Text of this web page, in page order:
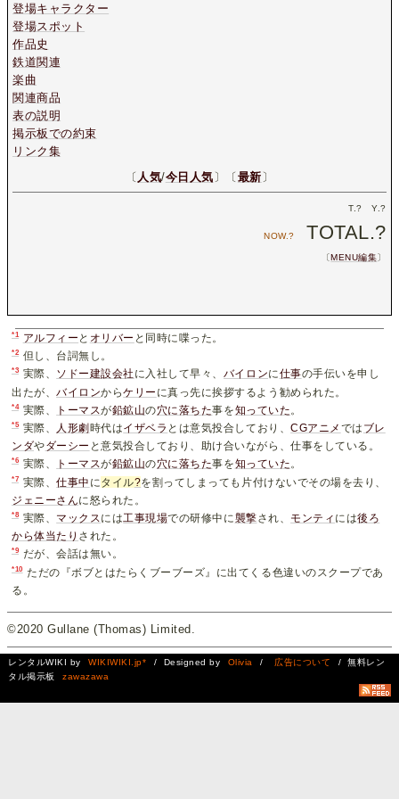
登場キャラクター
登場スポット
作品史
鉄道関連
楽曲
関連商品
表の説明
掲示板での約束
リンク集
〔 人気/今日人気 〕〔 最新 〕
T.? Y.?
NOW.? TOTAL.?
〔MENU編集〕
*1 アルフィー と オリバー と同時に喋った。
*2 但し、台詞無し。
*3 実際、 ソドー建設会社 に入社して早々、 バイロンに仕事の手伝いを申し
出たが、バイロンからケリー に真っ先に挨拶するよう勧められた。
*4 実際、 トーマスが鉛鉱山の穴に落ちた事を知っていた 。
*5 実際、 人形劇 時代はイザベラ とは意気投合しており、CGアニメ では ブレ
ンダやダーシー と意気投合しており、助け合いながら、仕事をしている。
*6 実際、 トーマスが鉛鉱山の穴に落ちた事を知っていた。
*7 実際、仕事中 にタイル?を割ってしまっても片付けないでその場を去り、
ジェニーさんに怒られた。
*8 実際、 マックス には工事現場での研修中に襲撃され、 モンティ には後ろ
から体当たり された。
*9 だが、会話は無い。
*10 ただの『ボブとはたらくブーブーズ』に出てくる色違いのスクープであ
る。
©2020 Gullane (Thomas) Limited.
レンタルWIKI by WIKIWIKI.jp* / Designed by Olivia / 広告について
/ 無料レン
タル掲示板
zawazawa